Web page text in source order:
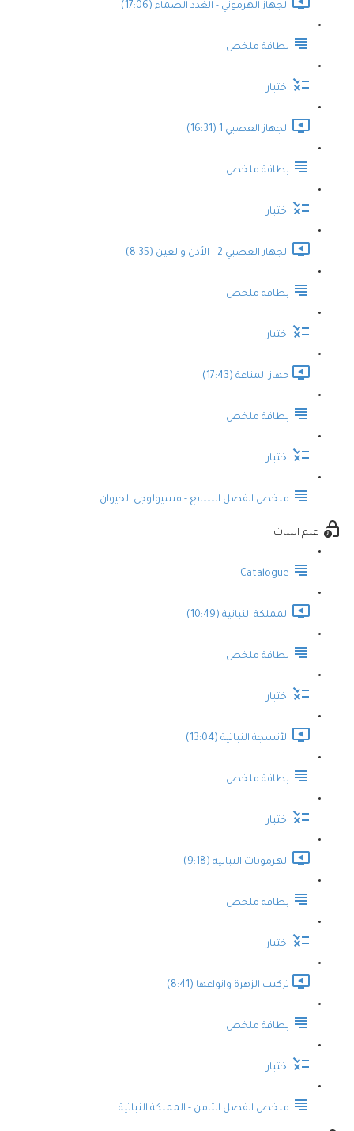
الجهاز الهرموني - الغدد الصماء (17:06)
بطاقة ملخص
اختبار
الجهاز العصبي 1 (16:31)
بطاقة ملخص
اختبار
الجهاز العصبي 2 - الأذن والعين (8:35)
بطاقة ملخص
اختبار
جهاز المناعة (17:43)
بطاقة ملخص
اختبار
ملخص الفصل السابع - فسيولوجي الحيوان
علم النبات
Catalogue
المملكة النباتية (10:49)
بطاقة ملخص
اختبار
الأنسجة النباتية (13:04)
بطاقة ملخص
اختبار
الهرمونات النباتية (9:18)
بطاقة ملخص
اختبار
تركيب الزهرة وانواعها (8:41)
بطاقة ملخص
اختبار
ملخص الفصل الثامن - المملكة النباتية